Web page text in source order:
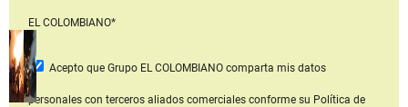
EL COLOMBIANO*
Acepto que Grupo EL COLOMBIANOcomparta mis datos
personales con terceros aliados comerciales conforme su Política de